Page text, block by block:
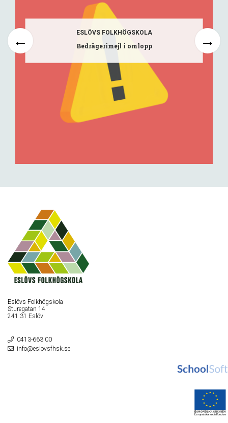
ESLÖVS FOLKHÖGSKOLA
Bedrägerimejl i omlopp
Eslövs Folkhögskola
Sturegatan 14
241 31 Eslöv
0413-663 00
info@eslovsfhsk.se